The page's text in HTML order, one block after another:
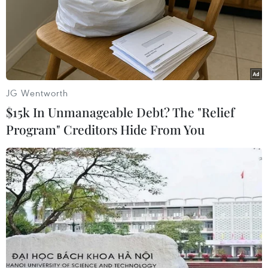
08/08/2026 02:52
66 đoàn võ thuật lần đầu tiên
hội tụ tại Festival Võ thuật quốc tế Hà
Nội 2026
08/08/2026 02:26
Phim Việt tham dự Liên hoan phim
ASEAN 2026 tại Hong Kong
07/08/2026 15:44
Khai mạc Lễ hội Việt Nam - Hàn
Quốc 2026 rực rỡ sắc màu văn hóa
07/08/2026 15:03
JG Wentworth
$15k In Unmanageable Debt? The "Relief
Program" Creditors Hide From You